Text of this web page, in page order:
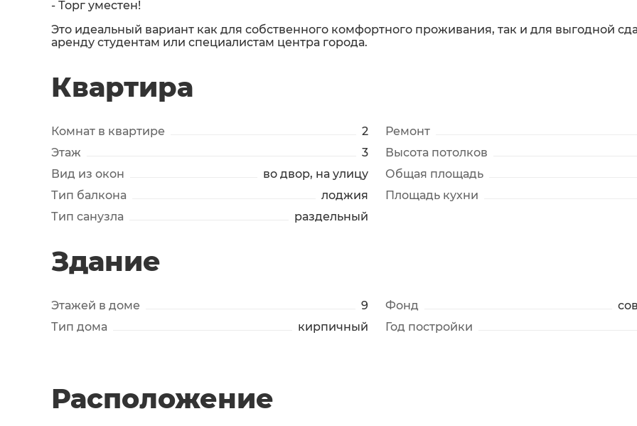
- Торг уместен!
Это идеальный вариант как для собственного комфортного проживания, так и для выгодной
аренду студентам или специалистам центра города.
Квартира
Комнат в квартире
2
Этаж
3
Вид из окон
во двор, на улицу
Тип балкона
лоджия
Тип санузла
раздельный
Ремонт
Высота потолков
Общая площадь
Площадь кухни
Здание
Этажей в доме
9
Тип дома
кирпичный
Фонд
Год постройки
Расположение